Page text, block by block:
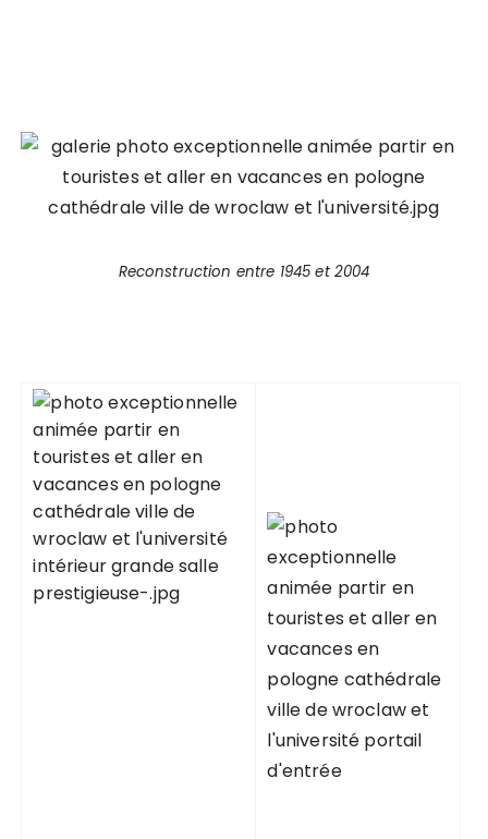
Reconstruction entre 1945 et 2004